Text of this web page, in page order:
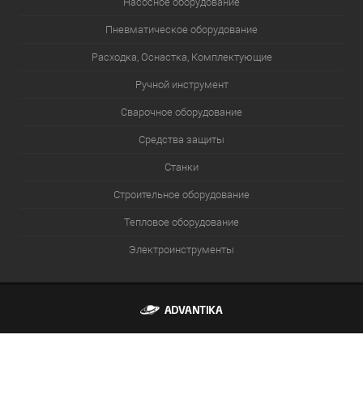
Пневматическое оборудование
Расходка, Оснастка, Комплектующие
Ручной инструмент
Сварочное оборудование
Средства защиты
Станки
Строительное оборудование
Тепловое оборудование
Электроинструменты